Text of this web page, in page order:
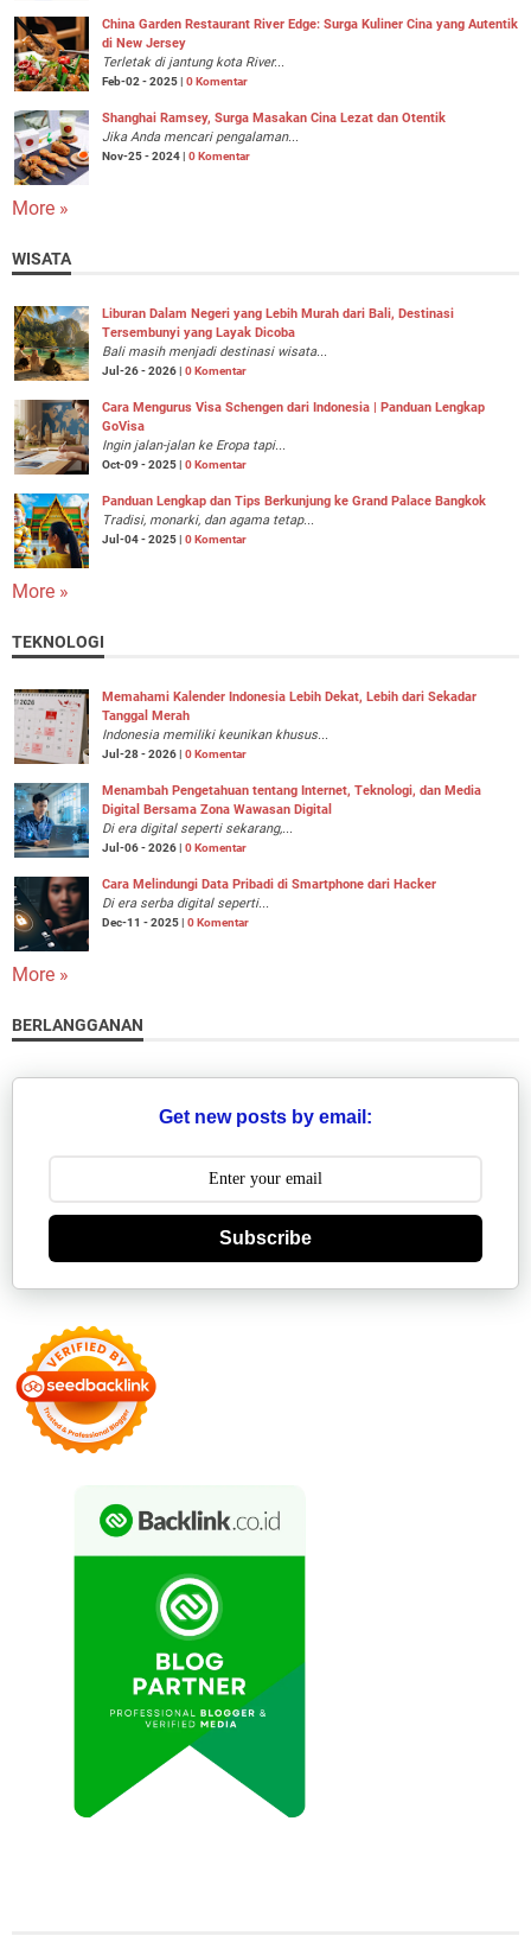
China Garden Restaurant River Edge: Surga Kuliner Cina yang Autentik
di New Jersey
Terletak di jantung kota River...
Feb-02 - 2025 | 0 Komentar
Shanghai Ramsey, Surga Masakan Cina Lezat dan Otentik
Jika Anda mencari pengalaman...
Nov-25 - 2024 | 0 Komentar
More »
WISATA
Liburan Dalam Negeri yang Lebih Murah dari Bali, Destinasi
Tersembunyi yang Layak Dicoba
Bali masih menjadi destinasi wisata...
Jul-26 - 2026 | 0 Komentar
Cara Mengurus Visa Schengen dari Indonesia | Panduan Lengkap
GoVisa
Ingin jalan-jalan ke Eropa tapi...
Oct-09 - 2025 | 0 Komentar
Panduan Lengkap dan Tips Berkunjung ke Grand Palace Bangkok
Tradisi, monarki, dan agama tetap...
Jul-04 - 2025 | 0 Komentar
More »
TEKNOLOGI
Memahami Kalender Indonesia Lebih Dekat, Lebih dari Sekadar
Tanggal Merah
Indonesia memiliki keunikan khusus...
Jul-28 - 2026 | 0 Komentar
Menambah Pengetahuan tentang Internet, Teknologi, dan Media
Digital Bersama Zona Wawasan Digital
Di era digital seperti sekarang,...
Jul-06 - 2026 | 0 Komentar
Cara Melindungi Data Pribadi di Smartphone dari Hacker
Di era serba digital seperti...
Dec-11 - 2025 | 0 Komentar
More »
BERLANGGANAN
Get new posts by email:
Subscribe